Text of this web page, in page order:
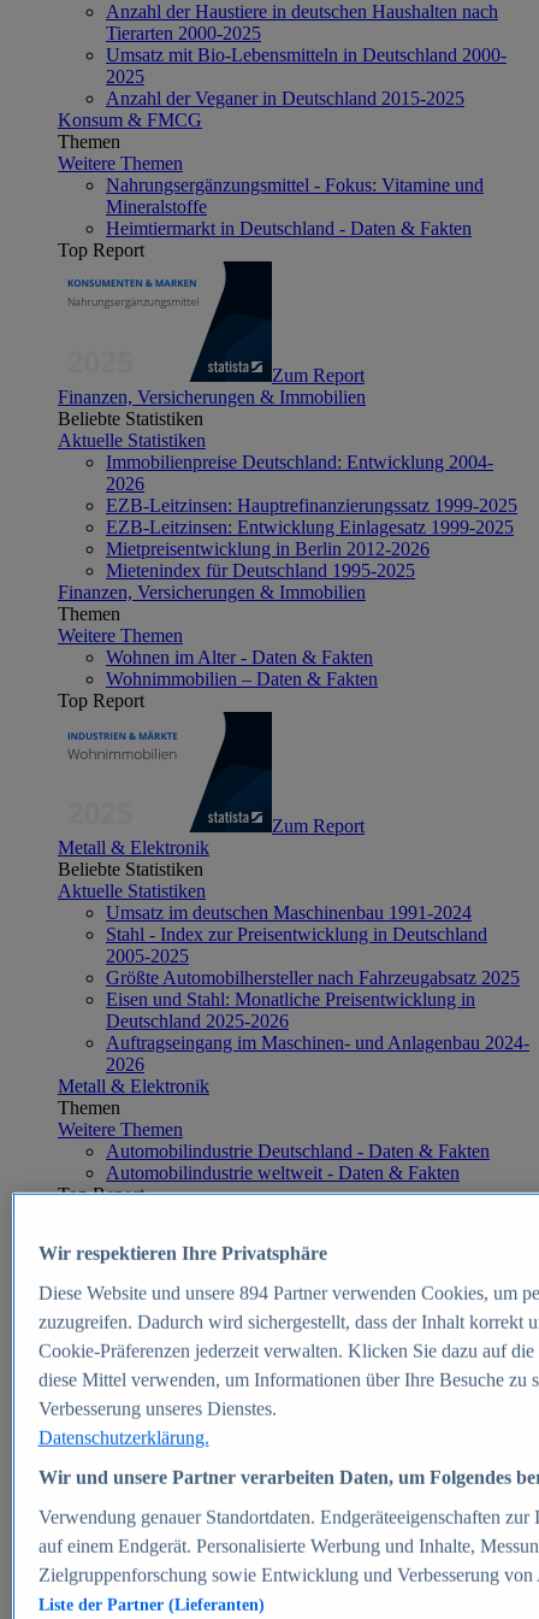
Anzahl der Haustiere in deutschen Haushalten nach
Tierarten 2000-2025
Umsatz mit Bio-Lebensmitteln in Deutschland 2000-
2025
Anzahl der Veganer in Deutschland 2015-2025
Konsum & FMCG
Themen
Weitere Themen
Nahrungsergänzungsmittel - Fokus: Vitamine und
Mineralstoffe
Heimtiermarkt in Deutschland - Daten & Fakten
Top Report
Zum Report
Finanzen, Versicherungen & Immobilien
Beliebte Statistiken
Aktuelle Statistiken
Immobilienpreise Deutschland: Entwicklung 2004-
2026
EZB-Leitzinsen: Hauptrefinanzierungssatz 1999-2025
EZB-Leitzinsen: Entwicklung Einlagesatz 1999-2025
Mietpreisentwicklung in Berlin 2012-2026
Mietenindex für Deutschland 1995-2025
Finanzen, Versicherungen & Immobilien
Themen
Weitere Themen
Wohnen im Alter - Daten & Fakten
Wohnimmobilien – Daten & Fakten
Top Report
Zum Report
Metall & Elektronik
Beliebte Statistiken
Aktuelle Statistiken
Umsatz im deutschen Maschinenbau 1991-2024
Stahl - Index zur Preisentwicklung in Deutschland
2005-2025
Größte Automobilhersteller nach Fahrzeugabsatz 2025
Eisen und Stahl: Monatliche Preisentwicklung in
Deutschland 2025-2026
Auftragseingang im Maschinen- und Anlagenbau 2024-
2026
Metall & Elektronik
Themen
Weitere Themen
Automobilindustrie Deutschland - Daten & Fakten
Automobilindustrie weltweit - Daten & Fakten
Top Report
Zum Report
E-commerce
Beliebte Statistiken
Aktuelle Statistiken
E-Commerce - Entwicklung des Umsatzes in
Deutschland 1999-2025
Umsatz von Amazon in Deutschland und weltweit
2010-2025
B2C-E-Commerce: Top-50 Online Shops in
Deutschland 2024
Marktanteile von Online-Zahlungsverfahren in
Deutschland 2024
Umsatzstarke Warengruppen im Online-Handel in
Deutschland 2023-2025
Wir respektieren Ihre Privatsphäre
Diese Website und unsere 894Partner verwenden Cookies, um
zuzugreifen. Dadurch wird sichergestellt, dass der Inhalt korrekt
Cookie-Präferenzen jederzeit verwalten. Klicken Sie dazu auf
diese Mittel verwenden, um Informationen über Ihre Besuche
Verbesserung unseres Dienstes.
Datenschutzerklärung.
Wir und unsere Partner verarbeiten Daten, um Folgendes
Verwendung genauer Standortdaten. Endgeräteeigenschaften
auf einem Endgerät. Personalisierte Werbung und Inhalte,
Zielgruppenforschung sowie Entwicklung und Verbesserung von
Liste der Partner (Lieferanten)